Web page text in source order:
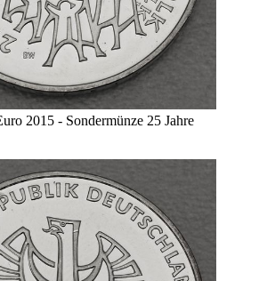
2015 - Sondermünze 25 Jahre